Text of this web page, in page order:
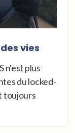
vies
n'est plus
du locked-
toujours